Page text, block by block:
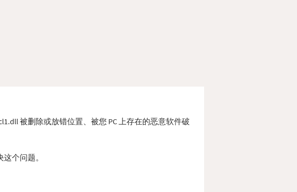
被删除或放错位置、被您 PC 上存在的恶意软件破
个问题。